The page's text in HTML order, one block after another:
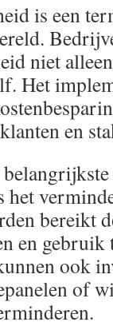
is een
niet
Het
en
het
bereikt
en gebruik
ook
of